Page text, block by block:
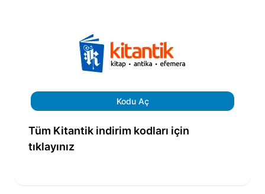
Kodu Aç
Tüm Kitantik indirim kodları için
tıklayınız